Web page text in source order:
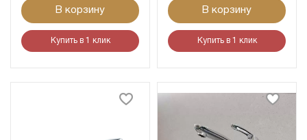
В корзину
Купить в 1 клик
В корзину
Купить в 1 клик